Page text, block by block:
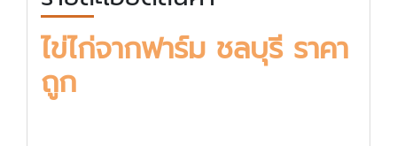
ไข่ไก่จากฟาร์ม ชลบุรี ราคา
ถูก